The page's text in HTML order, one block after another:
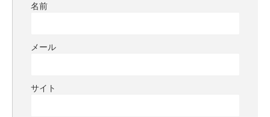
名前
メール
サイト